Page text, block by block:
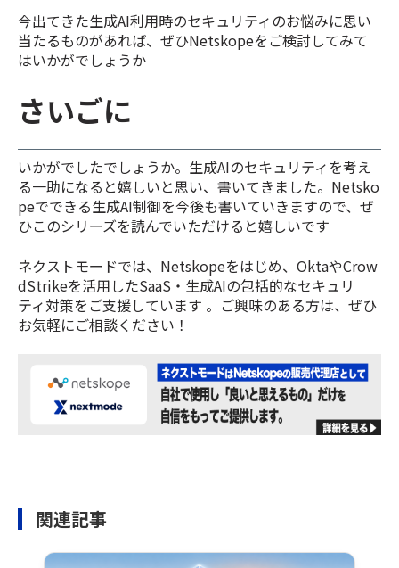
今出てきた生成AI利用時のセキュリティのお悩みに思い
当たるものがあれば、ぜひNetskopeをご検討してみて
はいかがでしょうか
さいごに
いかがでしたでしょうか。生成AIのセキュリティを考え
る一助になると嬉しいと思い、書いてきました。Netsko
peでできる生成AI制御を今後も書いていきますので、ぜ
ひこのシリーズを読んでいただけると嬉しいです
ネクストモードでは、Netskopeをはじめ、OktaやCrow
dStrikeを活用したSaaS・生成AIの包括的なセキュリ
ティ対策をご支援しています 。ご興味のある方は、ぜひ
お気軽にご相談ください！
関連記事